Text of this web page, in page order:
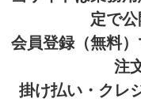
定で公
会員登録（無料
注
掛け払い・クレ